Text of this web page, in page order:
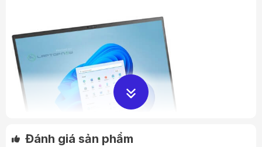
Đánh giá sản phẩm